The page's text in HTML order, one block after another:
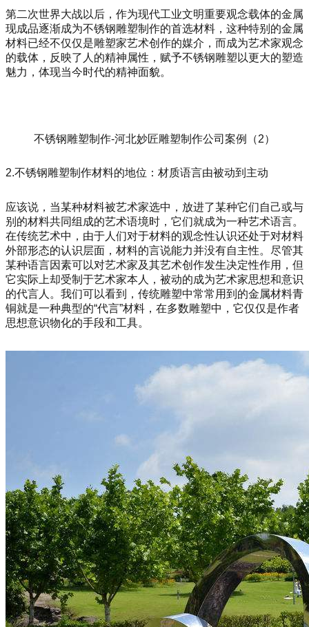
第二次世界大战以后，作为现代工业文明重要观念载体的金属
现成品逐渐成为不锈钢雕塑制作的首选材料，这种特别的金属
材料已经不仅仅是雕塑家艺术创作的媒介，而成为艺术家观念
的载体，反映了人的精神属性，赋予不锈钢雕塑以更大的塑造
魅力，体现当今时代的精神面貌。
不锈钢雕塑制作-河北妙匠雕塑制作公司案例（2）
2.不锈钢雕塑制作材料的地位：材质语言由被动到主动
应该说，当某种材料被艺术家选中，放进了某种它们自己或与
别的材料共同组成的艺术语境时，它们就成为一种艺术语言。
在传统艺术中，由于人们对于材料的观念性认识还处于对材料
外部形态的认识层面，材料的言说能力并没有自主性。尽管其
某种语言因素可以对艺术家及其艺术创作发生决定性作用，但
它实际上却受制于艺术家本人，被动的成为艺术家思想和意识
的代言人。我们可以看到，传统雕塑中常常用到的金属材料青
铜就是一种典型的“代言”材料，在多数雕塑中，它仅仅是作者
思想意识物化的手段和工具。